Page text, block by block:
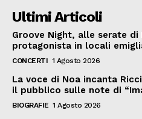
Ultimi Articoli
Groove Night, alle serate di
protagonista in locali
CONCERTI 1 Agosto 2026
La voce di Noa incanta
il pubblico sulle note di
BIOGRAFIE 1 Agosto 2026